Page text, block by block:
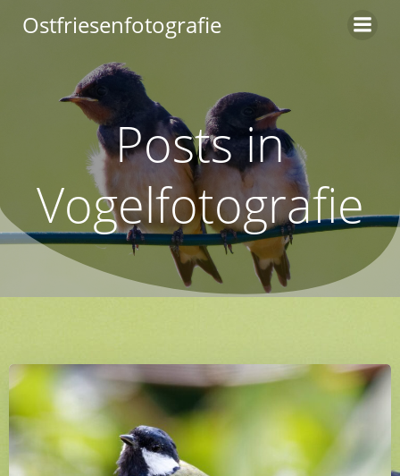
Inhalt
Ostfriesenfotografie
Posts in
Vogelfotografie